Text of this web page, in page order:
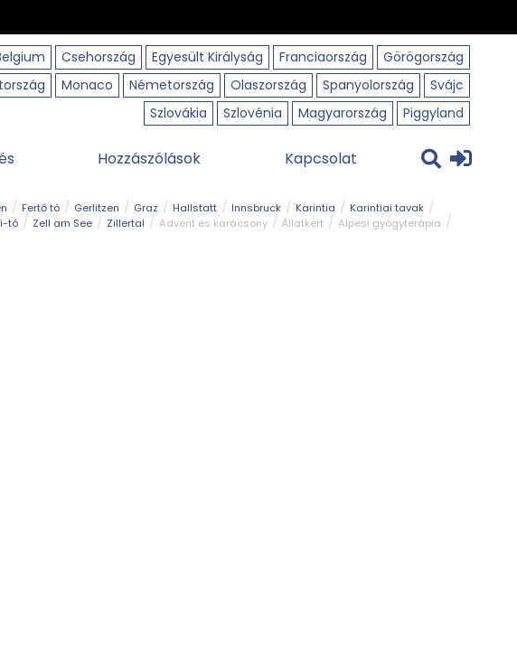
Csehország Egyesült Királyság Franciaország
Görögország
Monaco Németország Olaszország Spanyolország
Svájc
Szlovákia
Szlovénia Magyarország Piggyland
Hozzászólások Kapcsolat
Fertő tó Gerlitzen Graz Hallstatt Innsbruck Karintia
Karintiai tavak
tó Zell am See Zillertal Advent és karácsony Állatkert
Alpesi gyógyterápia